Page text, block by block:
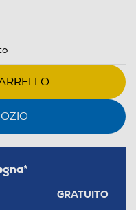
GRATUITO